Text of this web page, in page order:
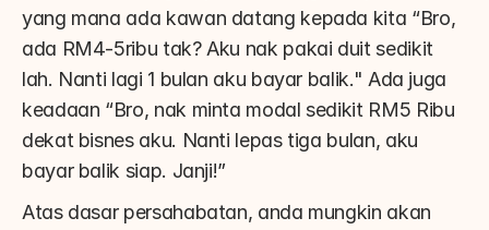
yang mana ada kawan datang kepada kita “Bro,
ada RM4-5ribu tak? Aku nak pakai duit sedikit
lah. Nanti lagi 1 bulan aku bayar balik." Ada juga
keadaan “Bro, nak minta modal sedikit RM5 Ribu
dekat bisnes aku. Nanti lepas tiga bulan, aku
bayar balik siap. Janji!”
Atas dasar persahabatan, anda mungkin akan